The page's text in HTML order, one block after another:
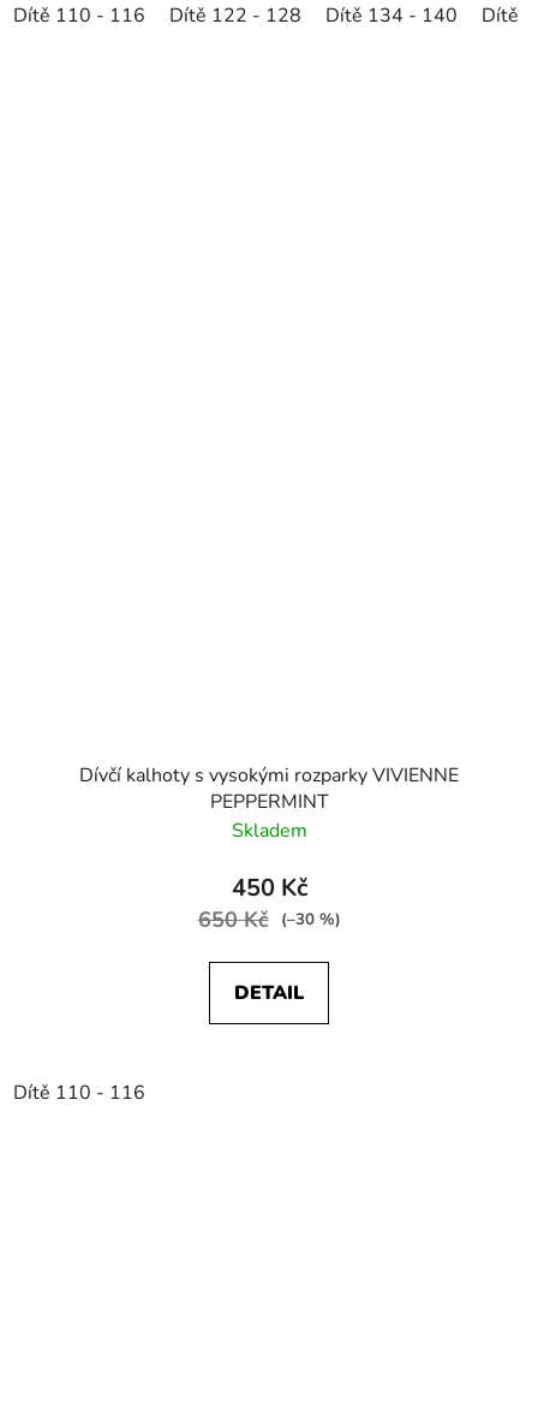
Dítě 110 - 116 Dítě 122 - 128 Dítě 134 - 140 Dítě
Dívčí kalhoty s vysokými rozparky VIVIENNE
PEPPERMINT
Skladem
450 Kč
650 Kč (–30 %)
DETAIL
Dítě 110 - 116